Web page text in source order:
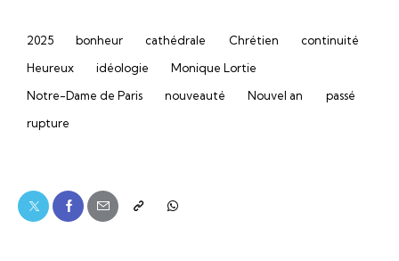
2025 bonheur cathédrale Chrétien
continuité
Heureux
idéologie
Monique Lortie
Notre-Dame de Paris
nouveauté Nouvel an
passé
rupture